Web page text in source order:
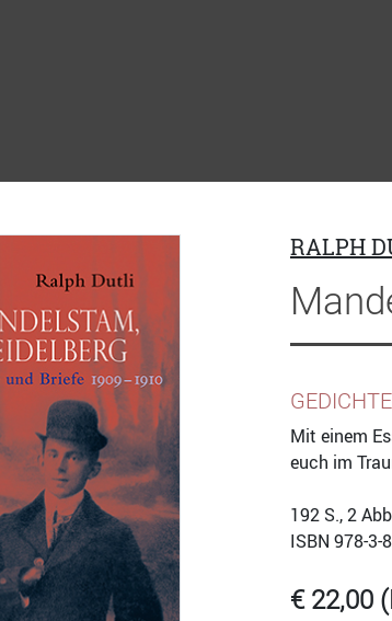
RALPH
Mit einem
euch im
192 S., 2
ISBN 978-3-
€ 22,00